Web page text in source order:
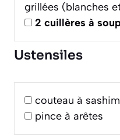
grillées (blanches
2 cuillères à
Ustensiles
couteau à
pince à arêtes